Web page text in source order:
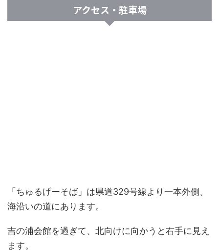
アクセス・駐車場
「ちゅるげーそば」は県道329号線より一本外側、
海沿いの道にあります。
吉の浦会館を過ぎて、北向けに向かうと右手に見え
ます。